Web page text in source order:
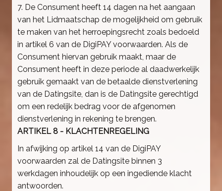
7. De Consument heeft 14 dagen na het aangaan
van het Lidmaatschap de mogelijkheid om gebruik
te maken van het herroepingsrecht zoals bedoeld
in artikel 6 van de DigiPAY voorwaarden. Als de
Consument hiervan gebruik maakt, maar de
Consument heeft in deze periode al daadwerkelijk
gebruik gemaakt van de betaalde dienstverlening
van de Datingsite, dan is de Datingsite gerechtigd
om een redelijk bedrag voor de afgenomen
dienstverlening in rekening te brengen.
ARTIKEL 8 - KLACHTENREGELING
In afwijking op artikel 14 van de DigiPAY
voorwaarden zal de Datingsite binnen 3
werkdagen inhoudelijk op een ingediende klacht
antwoorden.